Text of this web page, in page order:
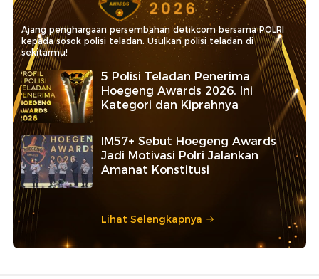
Ajang penghargaan persembahan detikcom bersama POLRI
kepada sosok polisi teladan. Usulkan polisi teladan di
sekitarmu!
5 Polisi Teladan Penerima
Hoegeng Awards 2026, Ini
Kategori dan Kiprahnya
IM57+ Sebut Hoegeng Awards
Jadi Motivasi Polri Jalankan
Amanat Konstitusi
Lihat Selengkapnya